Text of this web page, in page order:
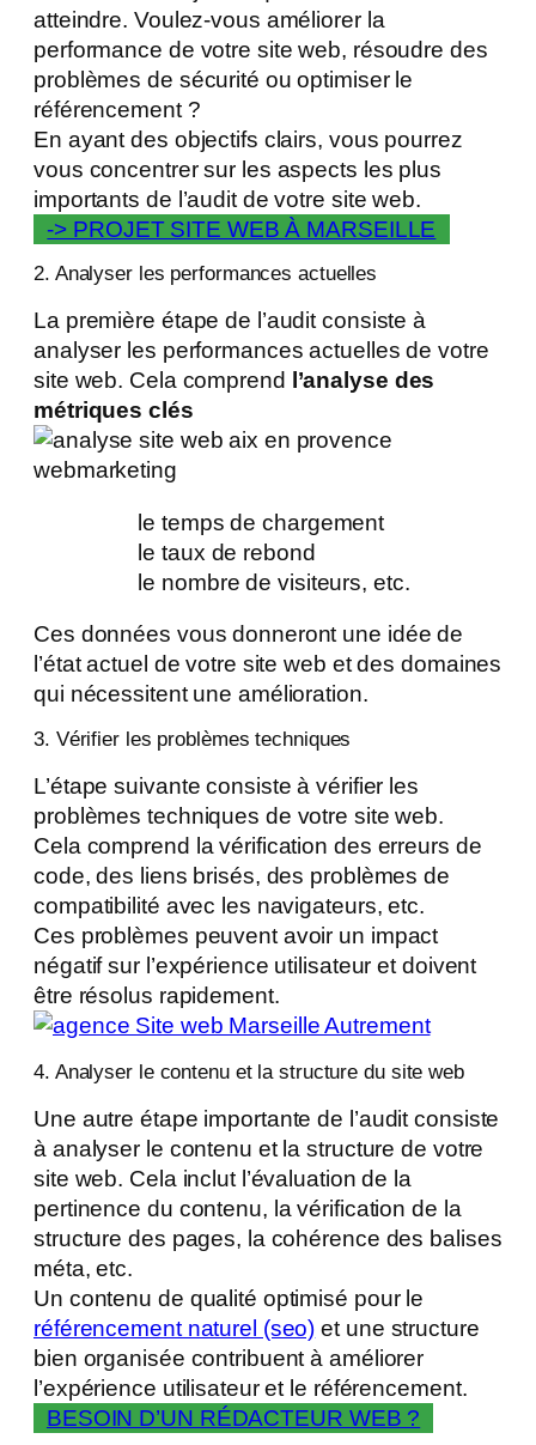
atteindre. Voulez-vous améliorer la
performance de votre site web, résoudre des
problèmes de sécurité ou optimiser le
référencement ?
En ayant des objectifs clairs, vous pourrez
vous concentrer sur les aspects les plus
importants de l’audit de votre site web.
-> PROJET SITE WEB À MARSEILLE
2. Analyser les performances actuelles
La première étape de l’audit consiste à
analyser les performances actuelles de votre
site web. Cela comprend
l’analyse des
métriques clés
le temps de chargement
le taux de rebond
le nombre de visiteurs, etc.
Ces données vous donneront une idée de
l’état actuel de votre site web et des domaines
qui nécessitent une amélioration.
3. Vérifier les problèmes techniques
L’étape suivante consiste à vérifier les
problèmes techniques de votre site web.
Cela comprend la vérification des erreurs de
code, des liens brisés, des problèmes de
compatibilité avec les navigateurs, etc.
Ces problèmes peuvent avoir un impact
négatif sur l’expérience utilisateur et doivent
être résolus rapidement.
4. Analyser le contenu et la structure du site web
Une autre étape importante de l’audit consiste
à analyser le contenu et la structure de votre
site web. Cela inclut l’évaluation de la
pertinence du contenu, la vérification de la
structure des pages, la cohérence des balises
méta, etc.
Un contenu de qualité optimisé pour le
référencement naturel (seo) et une structure
bien organisée contribuent à améliorer
l’expérience utilisateur et le référencement.
BESOIN D’UN RÉDACTEUR WEB ?